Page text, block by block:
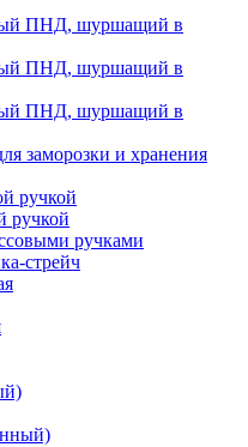
ПНД, шуршащий в
ПНД, шуршащий в
ПНД, шуршащий в
заморозки и хранения
ручкой
ручкой
ручками
стрейч